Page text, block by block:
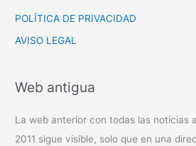
POLÍTICA DE PRIVACIDAD
AVISO LEGAL
Web antigua
La web anterior con todas las noticias
2011 sigue visible, solo que en una